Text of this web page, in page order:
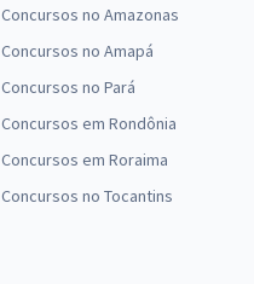
Concursos no Amazonas
Concursos no Amapá
Concursos no Pará
Concursos em Rondônia
Concursos em Roraima
Concursos no Tocantins